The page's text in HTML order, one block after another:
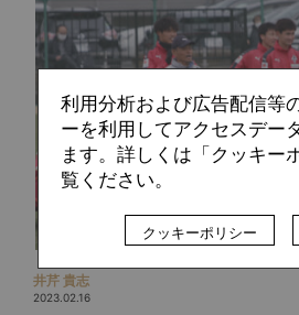
井芹 貴志
2023.02.16
利用分析および広告配信等
ーを利用してアクセスデー
ます。詳しくは「クッキー
覧ください。
クッキーポリシー